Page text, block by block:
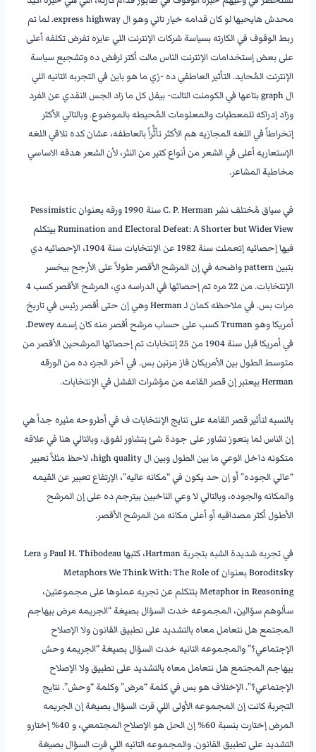
محدش هايحبها لو كان قدامه خيار تاني وهو ال express highway. لما تم
ربط الوقوف في الكارته بسياسة شركات الإنترنت اللي عايزه تفرض تكلفه أعلى
على بعض إستخدامات الإنترنت الناس مالت أكتر لرفض ده وتشجيع سياسة
الإنترنت المُحايد. التأثير العاطفي ده -زي ما هو باين في التجربه التانيه اللي
ال graph بتاعها في الكومنت التالت- بيقل كل ما زاد الحِس النقدي عن الفرد
وزاد إدراكه للمعطيات والمعلومات المُحيطه بالموضوع. وبالتالي الأكثر
إنخراطاً في اللغه المجازيه هم الأكثر تأثُّراً بالعاطفه، عشان كده تلاقي اللغه
الإستعاريه أعلى في الشعر من أنواع كتير من النثر، لأن الشعر هدفه الاساسي
مخاطبة المشاعر.
في سياق مُختلف نشر C. P. Herman سنة 1990 ورقه بعنوان Pessimistic
Rumination and Electoral Defeat: A Shorter but Wider View بيتكلم
فيها إحصائيه إتعملت سنة 1982 عن الإنتخابات سنة 1904، الإحصائيه دي
بتبين pattern واضحه في إن المرشح الأقصر طولاً على الأرجح بيخسر
الإنتخابات. من 22 مره تم إحصائها في الدراسه دي، المرشح الأقصر كسب 4
مرات بس. في ملاحظه كمان لـ Herman وهي إن حتى أقصر رئيس في تاريخ
أمريكا وهو Truman كسب على حساب مرشح أقصر منه كان إسمه Dewey.
في أمريكا قبل سنة 1904 من 25 إنتخابات تم إحصائها المرشحين الأقصر من
متوسط الطول بين الأمريكان فاز مرتين بس. في آخر الجزء ده من الورقه
Herman بيعتبر إن قصر القامه من مؤشرات الفشل في الإنتخابات.
بالنسبه لتأثير قصر القامه على نتايج الإنتخابات ف في أطروحه مثيره جداً هي
إن الناس لما بتعوز تشاور على جودة شئ بتشاور لفوق، وبالتالي هنا في علاقه
متكونه داخل الوعي ما بين الطول وبين ال high quality، لاحظ مثلاً تعبير
“عالي الجوده” أو إن حد يكون في “مكانه عاليه”، الإرتفاع تعبير عن القيمه
والمكانه والجوده، وبالتالي لا وعي الناخبين بيترجم ده على إن المرشح
الأطول أكثر مصداقيه أو أعلى مكانه من المرشح الأقصر.
في تجربه شديدة الشبه بتجربة Hartman، كتبها Paul H. Thibodeau و Lera
Boroditsky بعنوان Metaphors We Think With: The Role of
Metaphor in Reasoning بتتكلم عن تجربه عملوها على مجموعتين،
سألوهم سؤالين، المجموعه خدت السؤال بصيغة “الجريمه مرض بيهاجم
المجتمع هل نتعامل معاه بالتشديد على تطبيق القانون ولا الإصلاح
الإجتماعي؟” والمجموعه التانيه خدت السؤال بصيغة “الجريمه وحش
بيهاجم المجتمع هل نتعامل معاه بالتشديد على تطبيق ولا الإصلاح
الإجتماعي؟”. الإختلاف هو بس في كلمة “مرض” وكلمة “وحش”. نتايج
التجربة كانت إن المجموعه الأولى اللي قرت السؤال بصيغة إن الجريمه
المرض إختارت بنسبة 60% إن الحل هو الإصلاح المجتمعي، و 40% إختارو
التشديد على تطبيق القانون. والمجموعه التانيه اللي قرت السؤال بصيغة